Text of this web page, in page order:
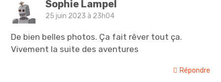
Sophie Lampel
25 juin 2023 à 23h04
De bien belles photos. Ça fait rêver tout ça.
Vivement la suite des aventures
Répondre